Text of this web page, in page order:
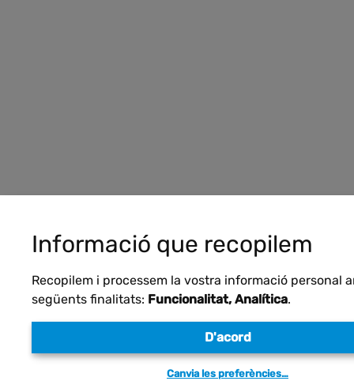
Informació que recopilem
Recopilem i processem la vostra informació personal
següents finalitats: Funcionalitat, Analítica.
D'acord
Canvia les preferències…